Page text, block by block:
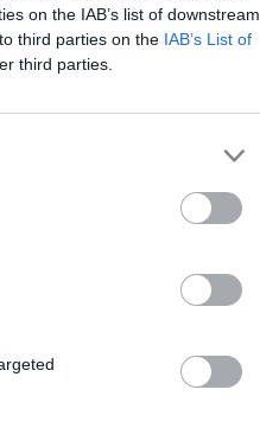
on the IAB’s list of downstream
third parties on the IAB’s List of
third parties.
25.11.00